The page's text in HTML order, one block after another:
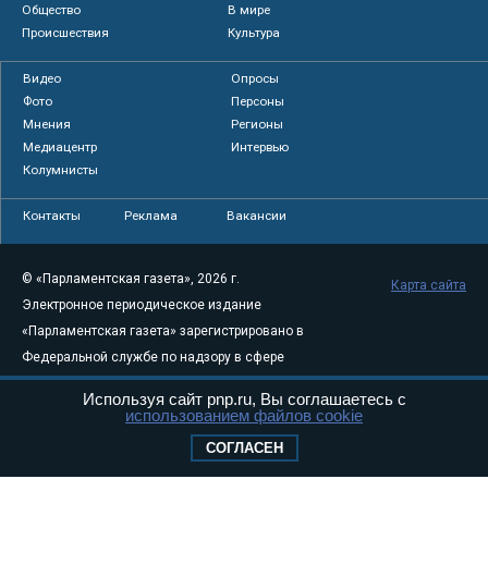
Общество
В мире
Происшествия
Культура
Видео
Опросы
Фото
Персоны
Мнения
Регионы
Медиацентр
Интервью
Колумнисты
Контакты Реклама Вакансии
© «Парламентская газета», 2026 г.
Электронное периодическое издание
«Парламентская газета» зарегистрировано в
Федеральной службе по надзору в сфере
связи, информационных технологий и
массовых коммуникаций (Роскомнадзор) 05
Свидетельство о регистрации Эл № ФС77-
Карта сайта
Используя сайт pnp.ru, Вы соглашаетесь с
использованием файлов cookie
СОГЛАСЕН